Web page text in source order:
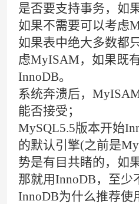
是否要支持事务，如
如果不需要可以考虑
如果表中绝大多数都
虑MyISAM，如果既
InnoDB。
系统奔溃后，
能否接受；
MySQL5.5版本开始
的默认引擎(之前是
势是有目共睹的，如
那就用InnoDB，至少
InnoDB为什么推荐使